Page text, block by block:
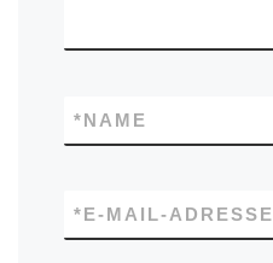
NAME
*
E-MAIL-ADRESSE
*